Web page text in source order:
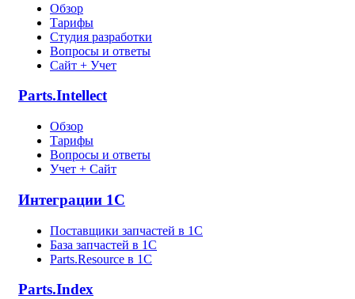
Обзор
Тарифы
Студия разработки
Вопросы и ответы
Сайт + Учет
Parts.Intellect
Обзор
Тарифы
Вопросы и ответы
Учет + Сайт
Интеграции 1С
Поставщики запчастей в 1C
База запчастей в 1С
Parts.Resource в 1C
Parts.Index